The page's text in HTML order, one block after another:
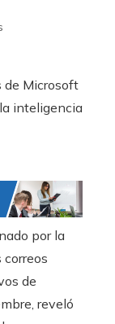
por la
de
reveló